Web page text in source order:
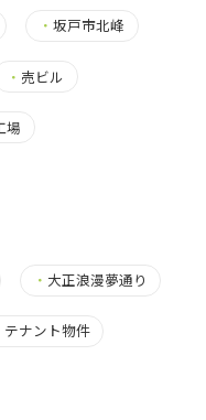
・坂戸市北峰
・ 売ビル
場
・ 大正浪漫夢通り
ナント物件